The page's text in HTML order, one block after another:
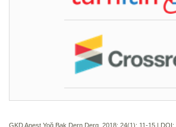
GKD Anest Yoğ Bak Dern Derg. 2018; 24(1): 11-15 | DOI: